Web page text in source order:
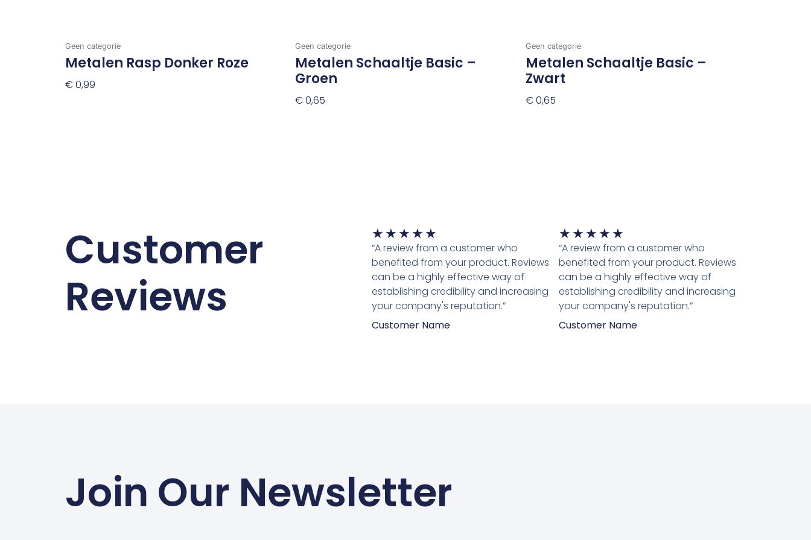
Geen categorie
Metalen Rasp Donker Roze
€0,99
Geen categorie
Metalen Schaaltje Basic –
Groen
€0,65
Geen categorie
Metalen Schaaltje Basic –
Zwart
€0,65
Customer
Reviews
★ ★ ★ ★ ★
5
van
5
“A review from a customer who
benefited from your product. Reviews
can be a highly effective way of
establishing credibility and increasing
your company's reputation.”
Customer Name
★ ★ ★ ★ ★
5
van
5
“A review from a customer who
benefited from your product. Reviews
can be a highly effective way of
establishing credibility and increasing
your company's reputation.”
Customer Name
Join Our Newsletter